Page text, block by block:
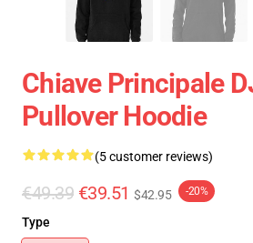
Chiave Principale
Pullover Hoodie
(5 customer reviews)
€49.39 €39.51 $42.95 -20%
Type